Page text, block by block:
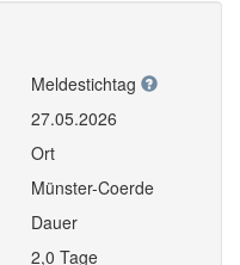
Meldestichtag
27.05.2026
Ort
Münster-Coerde
Dauer
2,0 Tage